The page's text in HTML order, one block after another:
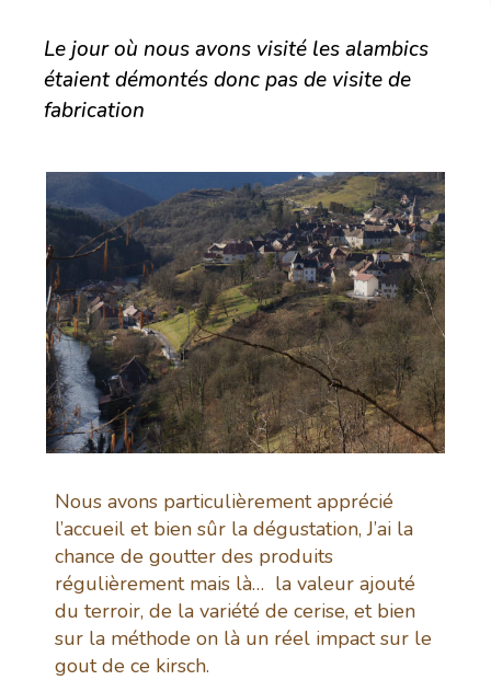
Le jour où nous avons visité les alambics
étaient démontés donc pas de visite de
fabrication
Nous avons particulièrement apprécié
l’accueil et bien sûr la dégustation, J’ai la
chance de goutter des produits
régulièrement mais là… la valeur ajouté
du terroir, de la variété de cerise, et bien
sur la méthode on là un réel impact sur le
gout de ce kirsch.